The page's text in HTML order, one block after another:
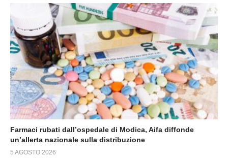
Farmaci rubati dall’ospedale di Modica, Aifa diffonde
un’allerta nazionale sulla distribuzione
5 AGOSTO 2026